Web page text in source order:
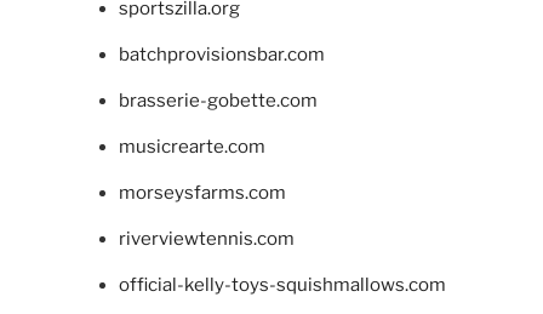
sportszilla.org
batchprovisionsbar.com
brasserie-gobette.com
musicrearte.com
morseysfarms.com
riverviewtennis.com
official-kelly-toys-squishmallows.com